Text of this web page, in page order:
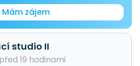
Mám zájem
studio II
19 hodinami